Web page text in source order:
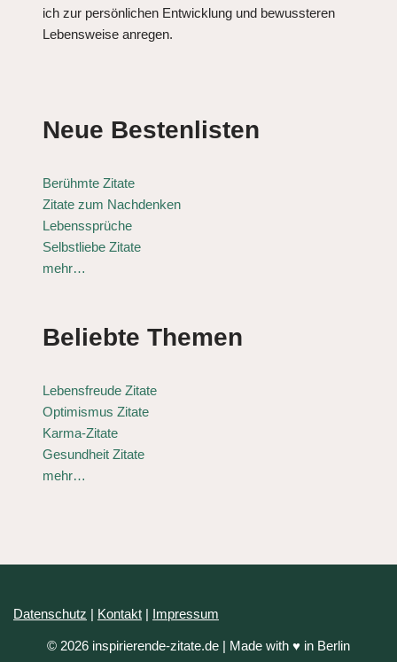
ich zur persönlichen Entwicklung und bewussteren
Lebensweise anregen.
Neue Bestenlisten
Berühmte Zitate
Zitate zum Nachdenken
Lebenssprüche
Selbstliebe Zitate
mehr…
Beliebte Themen
Lebensfreude Zitate
Optimismus Zitate
Karma-Zitate
Gesundheit Zitate
mehr…
Datenschutz | Kontakt | Impressum
© 2026 inspirierende-zitate.de | Made with ♥ in Berlin